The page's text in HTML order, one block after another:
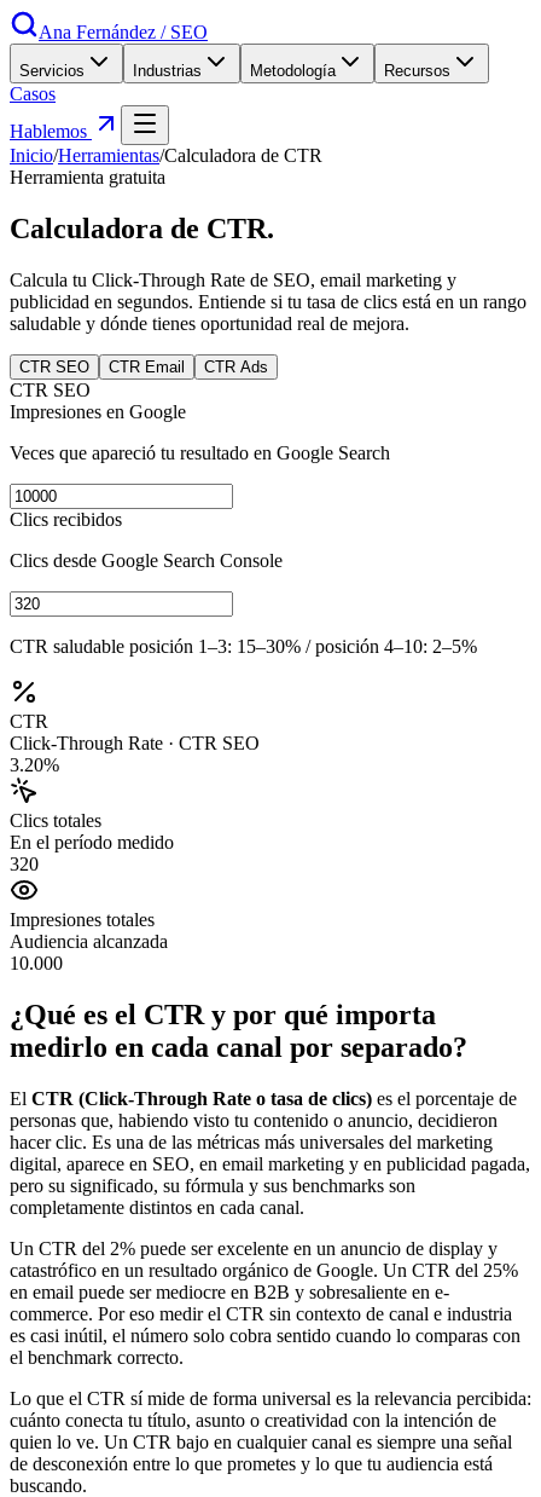
Ana Fernández / SEO
Servicios Industrias Metodología Recursos
Casos
Hablemos
Inicio/Herramientas/Calculadora de CTR
Herramienta gratuita
Calculadora de CTR.
Calcula tu Click-Through Rate de SEO, email marketing y
publicidad en segundos. Entiende si tu tasa de clics está en un rango
saludable y dónde tienes oportunidad real de mejora.
CTR SEO CTR Email CTR Ads
CTR SEO
Impresiones en Google
Veces que apareció tu resultado en Google Search
Clics recibidos
Clics desde Google Search Console
CTR saludable posición 1–3: 15–30% / posición 4–10: 2–5%
CTR
Click-Through Rate · CTR SEO
3.20%
Clics totales
En el período medido
320
Impresiones totales
Audiencia alcanzada
10.000
¿Qué es el CTR y por qué importa
medirlo en cada canal por separado?
El CTR (Click-Through Rate o tasa de clics) es el porcentaje de
personas que, habiendo visto tu contenido o anuncio, decidieron
hacer clic. Es una de las métricas más universales del marketing
digital, aparece en SEO, en email marketing y en publicidad pagada,
pero su significado, su fórmula y sus benchmarks son
completamente distintos en cada canal.
Un CTR del 2% puede ser excelente en un anuncio de display y
catastrófico en un resultado orgánico de Google. Un CTR del 25%
en email puede ser mediocre en B2B y sobresaliente en e-
commerce. Por eso medir el CTR sin contexto de canal e industria
es casi inútil, el número solo cobra sentido cuando lo comparas con
el benchmark correcto.
Lo que el CTR sí mide de forma universal es la relevancia percibida:
cuánto conecta tu título, asunto o creatividad con la intención de
quien lo ve. Un CTR bajo en cualquier canal es siempre una señal
de desconexión entre lo que prometes y lo que tu audiencia está
buscando.